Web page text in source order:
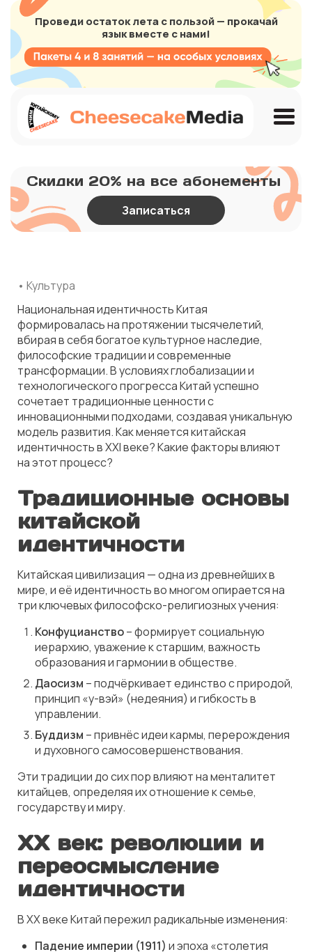
Проведи остаток лета с пользой — прокачай
язык вместе с нами!
Скидки 20% на все абонементы
Записаться
• Культура
Национальная идентичность Китая
формировалась на протяжении тысячелетий,
вбирая в себя богатое культурное наследие,
философские традиции и современные
трансформации. В условиях глобализации и
технологического прогресса Китай успешно
сочетает традиционные ценности с
инновационными подходами, создавая уникальную
модель развития. Как меняется китайская
идентичность в XXI веке? Какие факторы влияют
на этот процесс?
Традиционные основы
китайской
идентичности
Китайская цивилизация — одна из древнейших в
мире, и её идентичность во многом опирается на
три ключевых философско-религиозных учения:
Конфуцианство– формирует социальную
иерархию, уважение к старшим, важность
образования и гармонии в обществе.
Даосизм – подчёркивает единство с природой,
принцип «у-вэй» (недеяния) и гибкость в
управлении.
Буддизм – привнёс идеи кармы, перерождения
и духовного самосовершенствования.
Эти традиции до сих пор влияют на менталитет
китайцев, определяя их отношение к семье,
государству и миру.
XX век: революции и
переосмысление
идентичности
В XX веке Китай пережил радикальные изменения:
Падение империи (1911) и эпоха «столетия